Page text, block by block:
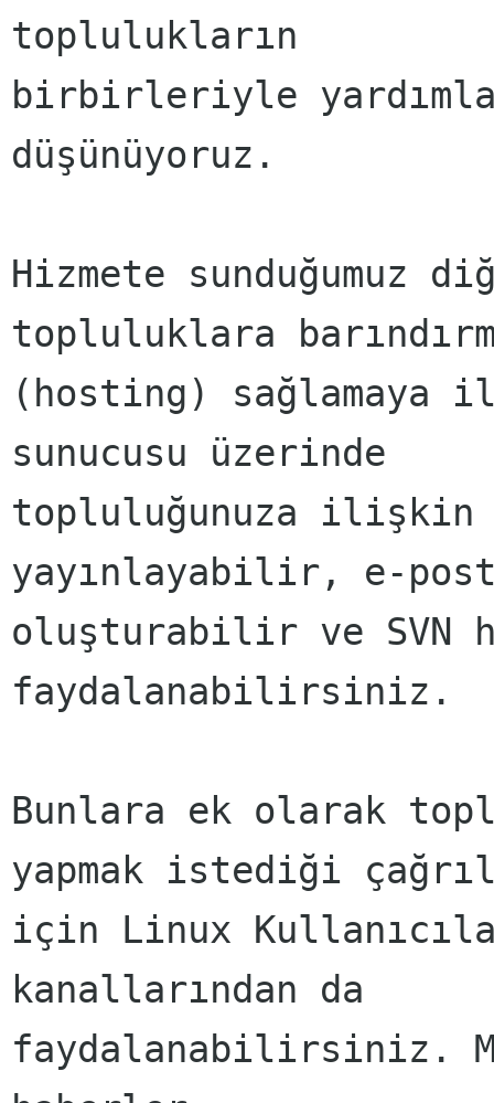
toplulukların
birbirleriyle
düşünüyoruz.
Hizmete
topluluklara
(hosting) sağlamaya
sunucusu üzerinde
topluluğunuza ilişkin
yayınlayabilir, e-
oluşturabilir ve SVN
faydalanabilirsiniz.
Bunlara ek olarak
yapmak istediği
için Linux
kanallarından da
faydalanabilirsiniz.